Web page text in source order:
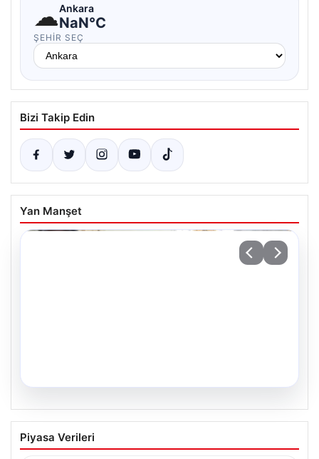
☁Ankara
NaN°C
ŞEHIR SEÇ
Bizi Takip Edin
Yan Manşet
34 Yıllık Hasretin Ardından Gelen
Büyük Mutluluk: İkiz Kızlarıyla Anıtkabir
Piyasa Verileri